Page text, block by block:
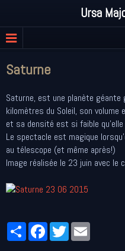
Ursa
Saturne
Saturne, est une planète
kilomètres du Soleil, son
et sa densité est si faible
Le spectacle est magique
au télescope (et même après!)
Image réalisée le 23 juin avec le
PartagerFacebookTwitter